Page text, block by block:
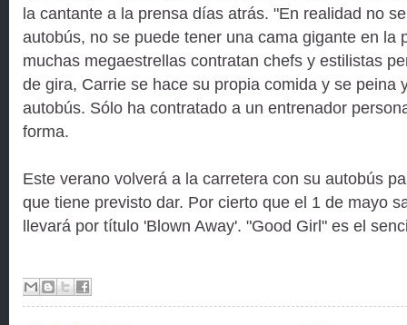
la cantante a la prensa días atrás. "En realidad no
autobús, no se puede tener una cama gigante en la
muchas megaestrellas contratan chefs y estilistas
de gira, Carrie se hace su propia comida y se peina
autobús. Sólo ha contratado a un entrenador
forma.
Este verano volverá a la carretera con su autobús
que tiene previsto dar. Por cierto que el 1 de mayo
llevará por título 'Blown Away'. "Good Girl" es el